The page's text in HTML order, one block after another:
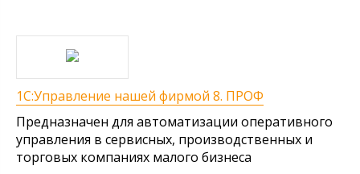
1С:Управление нашей фирмой 8. ПРОФ
Предназначен для автоматизации оперативного
управления в сервисных, производственных и
торговых компаниях малого бизнеса